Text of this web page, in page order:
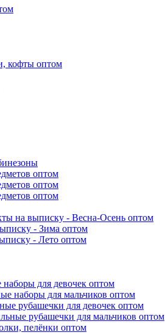
кофты оптом
оптом
оптом
оптом
на выписку - Весна-Осень оптом
- Зима оптом
- Лето оптом
для девочек оптом
наборы для мальчиков оптом
рубашечки для девочек оптом
рубашечки для мальчиков оптом
пелёнки оптом